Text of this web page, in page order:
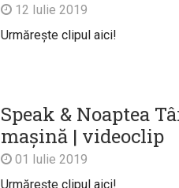
12 Iulie 2019
Urmărește clipul aici!
Speak & Noaptea
mașină | videoclip
01 Iulie 2019
Urmărește clipul aici!